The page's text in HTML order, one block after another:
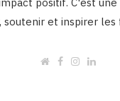
soutenir et inspirer les
W
F
I
L